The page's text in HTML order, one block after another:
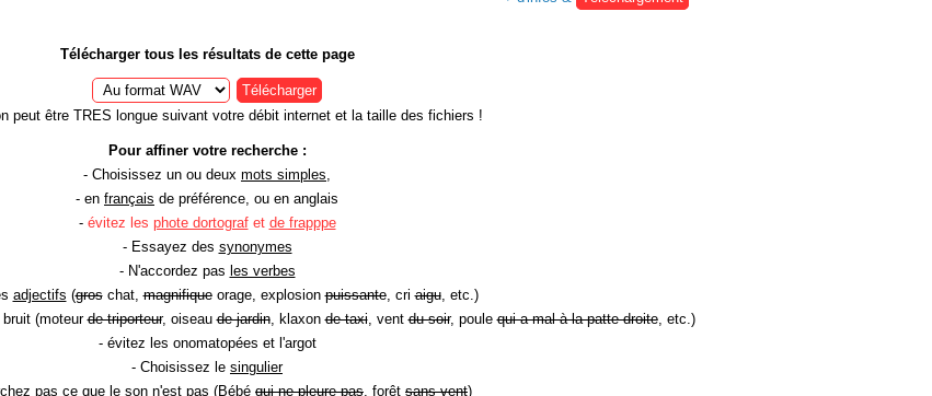
Télécharger tous les résultats de cette page
Télécharger
peut être TRES longue suivant votre débit internet et la taille des fichiers !
Pour affiner votre recherche :
- Choisissez un ou deux mots simples
- en français de préférence, ou en anglais
- évitez les phote dortografet de frapppe
- Essayez des synonymes
- N'accordez pas les verbes
adjectifs (groschat,magnifiqueorage, explosionpuissante, criaigu, etc.)
(moteurde triporteur, oiseaude jardin, klaxonde taxi, ventdu soir, poulequi a mal à la patte droite, etc.)
- évitez les onomatopées et l'argot
- Choisissez le singulier
pas ce que le son n'est pas (Bébé qui ne pleure pas , forêt sans vent)